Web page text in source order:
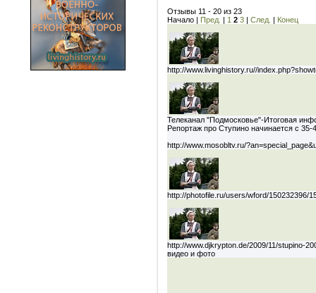
Отзывы 11 - 20 из 23
Начало | Пред. | 1 2 3 | След. | Конец
http://www.livinghistory.ru//
Телеканал "Подмосковье"-Итоговая
Репортаж про Ступино начинается с 35-
http://www.mosobltv.ru/
http://photofile.ru/users/wford/150232396/
http://www.djkrypton.de/2009/11/stupino-
видео и фото